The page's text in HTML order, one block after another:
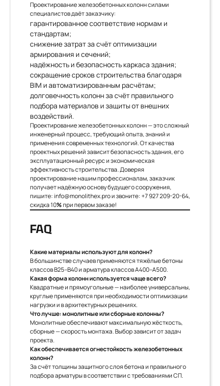
Проектирование железобетонных колонн силами
специалистов даёт заказчику:
гарантированное соответствие нормам и
стандартам;
снижение затрат за счёт оптимизации
армирования и сечений;
надёжность и безопасность каркаса здания;
сокращение сроков строительства благодаря
BIM и автоматизированным расчётам;
долговечность колонн за счёт правильного
подбора материалов и защиты от внешних
воздействий.
Проектирование железобетонных колонн — это сложный
инженерный процесс, требующий опыта, знаний и
применения современных технологий. От качества
проектных решений зависит безопасность здания, его
эксплуатационный ресурс и экономическая
эффективность строительства. Доверяя
проектирование нашим профессионалам, заказчик
получает надёжную основу будущего сооружения,
пишите: info@monolithex.proи звоните:+7 927 209-20-64,
скидка 10%при первом заказе!
FAQ
Какие материалы используют для колонн?
В большинстве случаев применяются тяжёлые бетоны
классов В25–В40 и арматура классов A400–A500.
Какая форма колонн используется чаще всего?
Квадратные и прямоугольные — наиболее универсальны,
круглые применяются при необходимости оптимизации
нагрузки и в архитектурных решениях.
Что лучше: монолитные или сборные колонны?
Монолитные обеспечивают максимальную жёсткость,
сборные — скорость монтажа. Выбор зависит от задач
проекта.
Как обеспечивается огнестойкость железобетонных
колонн?
За счёт толщины защитного слоя бетона и правильного
подбора арматуры в соответствии с требованиями СП.